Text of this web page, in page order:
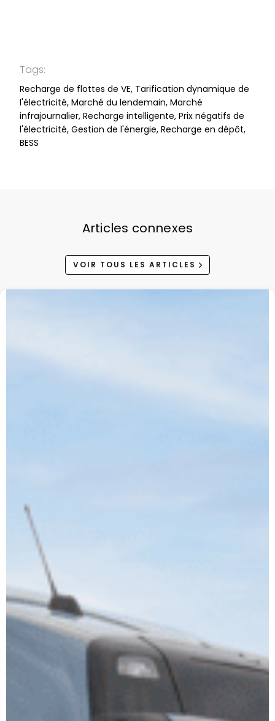
Tags:
Recharge de flottes de VE, Tarification dynamique de
l'électricité, Marché du lendemain, Marché
infrajournalier, Recharge intelligente, Prix négatifs de
l'électricité, Gestion de l'énergie, Recharge en dépôt,
BESS
Articles connexes
VOIR TOUS LES ARTICLES